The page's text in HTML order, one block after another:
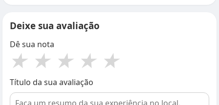
Deixe sua avaliação
Dê sua nota
★ ★ ★ ★ ★
Título da sua avaliação